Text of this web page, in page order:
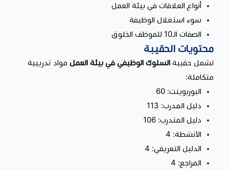
أنواع العلاقات في بيئة العمل
سوء استغلال الوظيفة
الصفات الـ10 للموظف الخلوق
محتويات الحقيبة
تشمل حقيبة السلوك الوظيفي في بيئة العمل مواد تدريبية
متكاملة:
البوربوينت: 60
دليل المدرب: 113
دليل المتدرب: 106
الأنشطة: 4
الدليل التعريفي: 4
المراجع: 4